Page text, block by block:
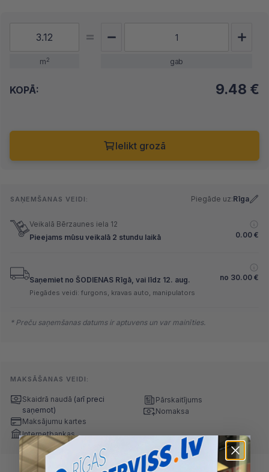
m2 gab
KOPĀ: 9.48 €
Ielikt grozā
SAŅEMŠANAS VEIDI: Piegāde uz:Rīga
Veikalā Bērzaunes iela 12
Pieejams mūsu veikalā 2 stundu laikā
0.00 €
Saņemiet no ŠODIENAS Rīgā, vai līdz 12. aug. no 30.00 €
Piegādes veidi: furgons, kravas auto, manipulators
* Preču saņemšanas datums ir aptuvens un var mainīties.
MAKSĀŠANAS VEIDI:
Skaidrā naudā (arī preci
saņemot)
Maksājumu kartes
Internetbankas
Pārskaitījums
Nomaksa